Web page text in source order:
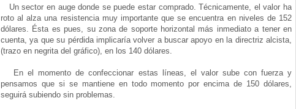
Un sector en auge donde se puede estar comprado. Técnicamente, el valor ha
roto al alza una resistencia muy importante que se encuentra en niveles de 152
dólares. Ésta es pues, su zona de soporte horizontal más inmediato a tener en
cuenta, ya que su pérdida implicaría volver a buscar apoyo en la directriz alcista,
(trazo en negrita del gráfico), en los 140 dólares.
En el momento de confeccionar estas líneas, el valor sube con fuerza y
pensamos que si se mantiene en todo momento por encima de 150 dólares,
seguirá subiendo sin problemas.